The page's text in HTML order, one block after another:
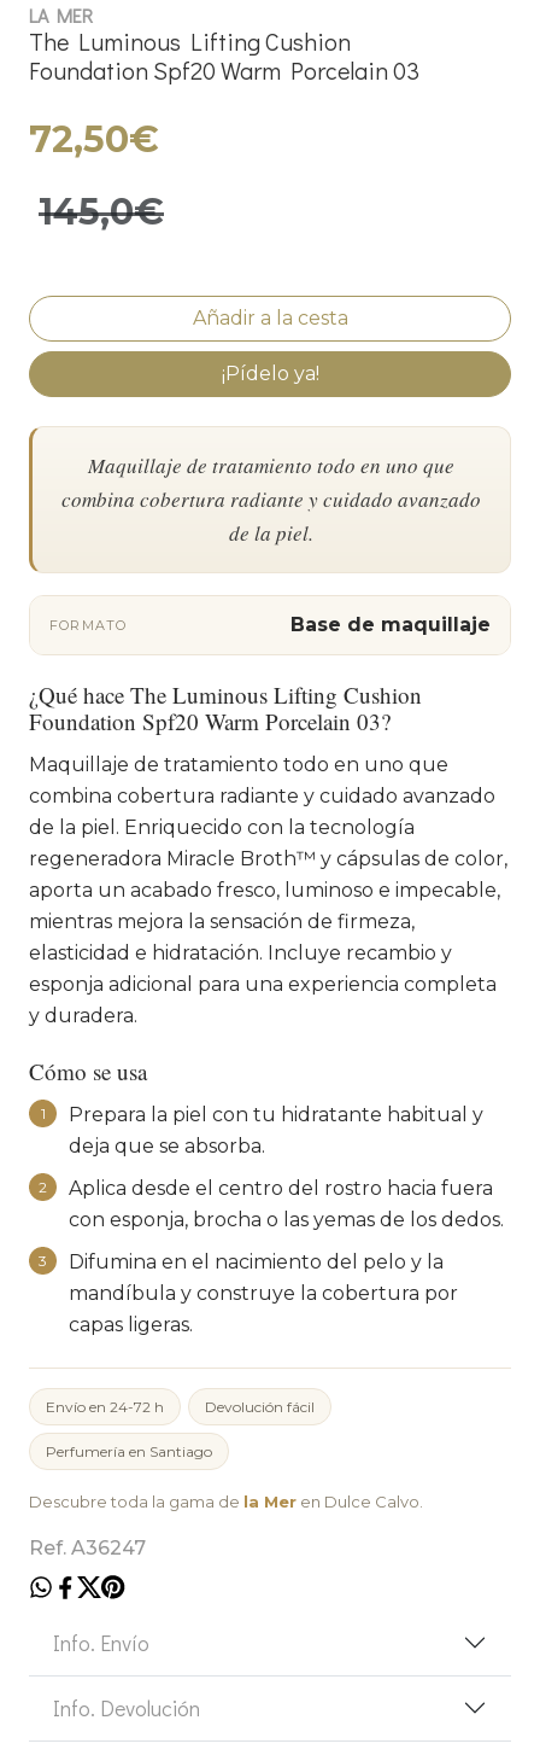
LA MER
The Luminous Lifting Cushion
Foundation Spf20 Warm Porcelain 03
72,50€
145,0€
¡Pídelo ya!
Maquillaje de tratamiento todo en uno que
combina cobertura radiante y cuidado avanzado
de la piel.
FORMATO Base de maquillaje
¿Qué hace The Luminous Lifting Cushion
Foundation Spf20 Warm Porcelain 03?
Maquillaje de tratamiento todo en uno que
combina cobertura radiante y cuidado avanzado
de la piel. Enriquecido con la tecnología
regeneradora Miracle Broth™ y cápsulas de color,
aporta un acabado fresco, luminoso e impecable,
mientras mejora la sensación de firmeza,
elasticidad e hidratación. Incluye recambio y
esponja adicional para una experiencia completa
y duradera.
Cómo se usa
1
Prepara la piel con tu hidratante habitual y
deja que se absorba.
2
Aplica desde el centro del rostro hacia fuera
con esponja, brocha o las yemas de los dedos.
3
Difumina en el nacimiento del pelo y la
mandíbula y construye la cobertura por
capas ligeras.
Envío en 24-72 h Devolución fácil
Perfumería en Santiago
Descubre toda la gama de la Mer en Dulce Calvo.
Ref. A36247
Info. Envío
Info. Devolución